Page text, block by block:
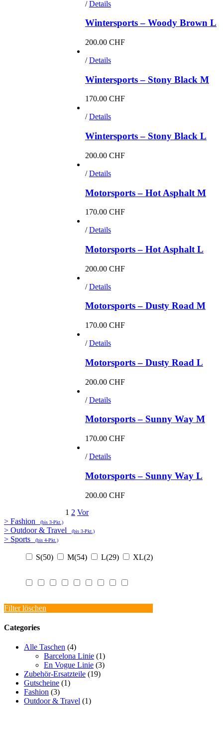
/ Details
Wintersports – Woody Brown L
200.00 CHF
/ Details
Wintersports – Stony Black M
170.00 CHF
/ Details
Wintersports – Stony Black L
200.00 CHF
/ Details
Motorsports – Hot Asphalt M
170.00 CHF
/ Details
Motorsports – Hot Asphalt L
200.00 CHF
/ Details
Motorsports – Dusty Road M
170.00 CHF
/ Details
Motorsports – Dusty Road L
200.00 CHF
/ Details
Motorsports – Sunny Way M
170.00 CHF
/ Details
Motorsports – Sunny Way L
200.00 CHF
1 2 Vor
> Fashion (bis 3-Pkt.)
> Outdoor & Travel (bis 3-Pkt.)
> Sports (bis 4-Pkt.)
S(50) M(54) L(29) XL(2)
Filter löschen
Categories
Alle Taschen (4)
Barcelona Linie (1)
En Vogue Linie (3)
Zubehör-Ersatzteile (19)
Gutscheine (1)
Fashion (3)
Outdoor & Travel (1)